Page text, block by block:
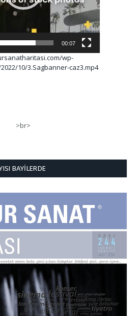
00:07
wp-
10/3.Sagbanner-caz3.mp4
>br>
BAYILERDE